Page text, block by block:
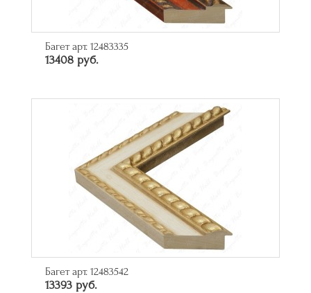
Багет арт. 12483335
13408 руб.
Багет арт. 12483542
13393 руб.